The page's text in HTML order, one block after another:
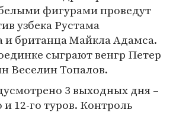
фигурами проведут
узбека Рустама
британца Майкла Адамса.
сыграют венгр Петер
Веселин Топалов.
3 выходных дня –
и 12-го туров. Контроль